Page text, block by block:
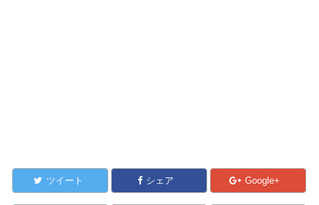
ツイート シェア Google+